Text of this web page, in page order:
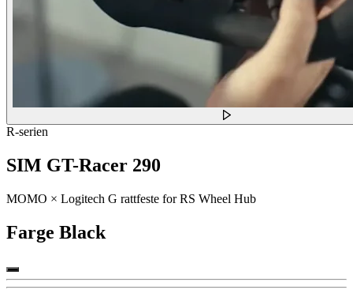
R-serien
SIM GT-Racer 290
MOMO × Logitech G rattfeste for RS Wheel Hub
Farge Black